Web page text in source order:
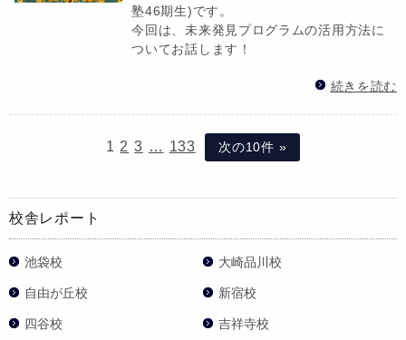
塾46期生)です。
今回は、未来発見プログラムの活用方法に
ついてお話します！
続きを読む
1 2 3 … 133 次の10件 »
校舎レポート
池袋校 大崎品川校
自由が丘校 新宿校
四谷校 吉祥寺校